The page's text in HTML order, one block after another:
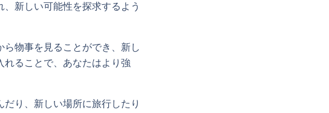
新しい可能性を探求するよう
物事を見ることができ、新し
ることで、あなたはより強
り、新しい場所に旅行したり